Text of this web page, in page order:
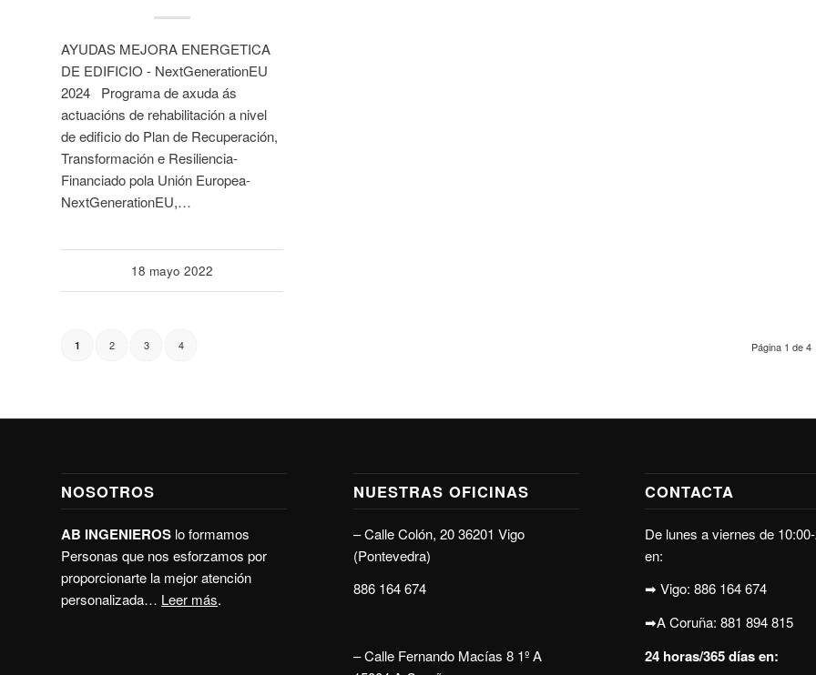
AYUDAS MEJORA ENERGETICA
DE EDIFICIO - NextGenerationEU
2024 Programa de axuda ás
actuacións de rehabilitación a nivel
de edificio do Plan de Recuperación,
Transformación e Resiliencia-
Financiado pola Unión Europea-
NextGenerationEU,…
18 mayo 2022
Página 1 de 4
1 2 3 4
NOSOTROS
AB INGENIEROS lo formamos
Personas que nos esforzamos por
proporcionarte la mejor atención
personalizada… Leer más.
NUESTRAS OFICINAS
–Calle Colón, 20 36201 Vigo
(Pontevedra)
886 164 674
–Calle Fernando Macías 8 1º A
CONTACTA
De lunes a viernes de
en:
➡ Vigo:886 164 674
➡A Coruña:881 894 815
24 horas/365 días en: